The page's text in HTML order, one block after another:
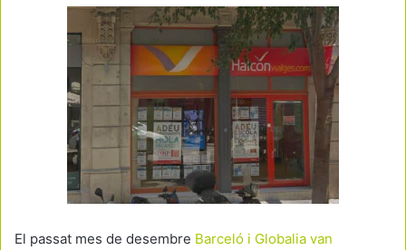
El passat mes de desembre Barceló i Globalia van